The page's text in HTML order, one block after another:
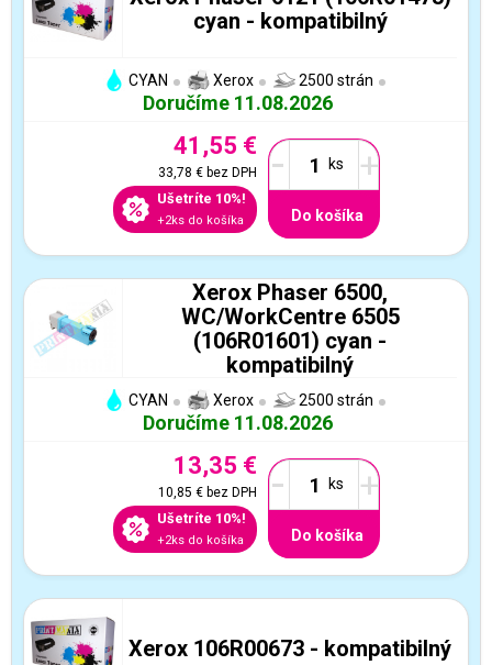
cyan - kompatibilný
CYAN Xerox 2500 strán
Doručíme 11.08.2026
41,55 €
33,78 €bez DPH
Ušetríte 10%!
+2ks do košíka
- +
Do košíka
Xerox Phaser 6500,
WC/WorkCentre 6505
(106R01601) cyan -
kompatibilný
CYAN Xerox 2500 strán
Doručíme 11.08.2026
13,35 €
10,85 €bez DPH
Ušetríte 10%!
+2ks do košíka
- +
Do košíka
Xerox 106R00673 - kompatibilný